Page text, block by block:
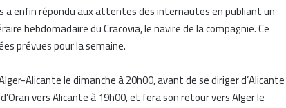
a enfin répondu aux attentes des internautes en publiant un
hebdomadaire du Cracovia, le navire de la compagnie. Ce
prévues pour la semaine.
Alicante le dimanche à 20h00, avant de se diriger d’Alicante
vers Alicante à 19h00, et fera son retour vers Alger le